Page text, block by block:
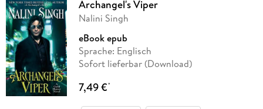
Archangel's Viper
Nalini Singh
eBook epub
Sprache: Englisch
Sofort lieferbar (Download)
7,49 €*